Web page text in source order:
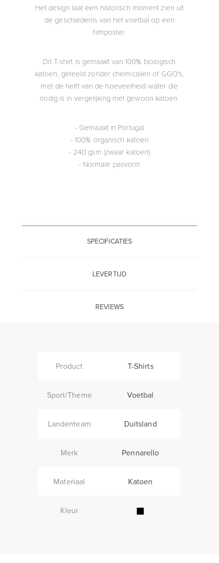
Het design laat een historisch moment zien uit
de geschiedenis van het voetbal op een
filmposter.
Dit T-shirt is gemaakt van 100% biologisch
katoen, geteeld zonder chemicaliën of GGO's,
met de helft van de hoeveelheid water die
nodig is in vergelijking met gewoon katoen.
- Gemaakt in Portugal
- 100% organisch katoen
- 240 gsm (zwaar katoen)
- Normale pasvorm
SPECIFICATIES
LEVERTIJD
REVIEWS
Product T-Shirts
Sport/Theme Voetbal
Landenteam Duitsland
Merk Pennarello
Materiaal Katoen
Kleur